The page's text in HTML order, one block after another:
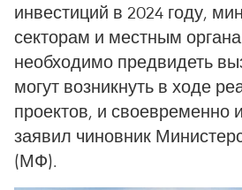
инвестиций в 2024 году,
секторам и местным
необходимо предвидеть
могут возникнуть в ходе
проектов, и своевременно
заявил чиновник
(МФ).